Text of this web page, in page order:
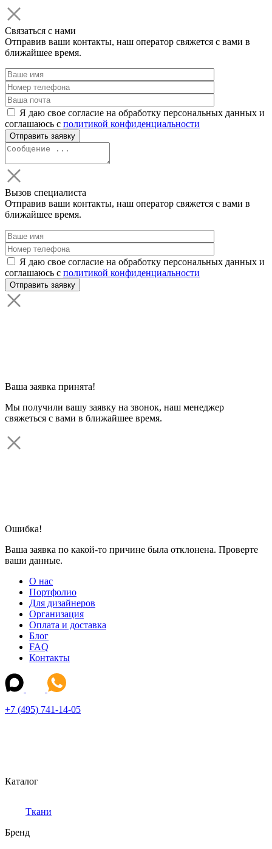
Связаться с нами
Отправив ваши контакты, наш оператор свяжется с вами в
ближайшее время.
Я даю свое согласие на обработку персональных данных и
соглашаюсь с политикой конфиденциальности
Вызов специалиста
Отправив ваши контакты, наш оператор свяжется с вами в
ближайшее время.
Я даю свое согласие на обработку персональных данных и
соглашаюсь с политикой конфиденциальности
Ваша заявка принята!
Мы получили вашу заявку на звонок, наш менеджер
свяжеться с вами в ближайшее время.
Ошибка!
Ваша заявка по какой-то причине была отклонена. Проверте
ваши данные.
О нас
Портфолио
Для дизайнеров
Организация
Оплата и доставка
Блог
FAQ
Контакты
+7 (495) 741-14-05
Каталог
Ткани
Бренд